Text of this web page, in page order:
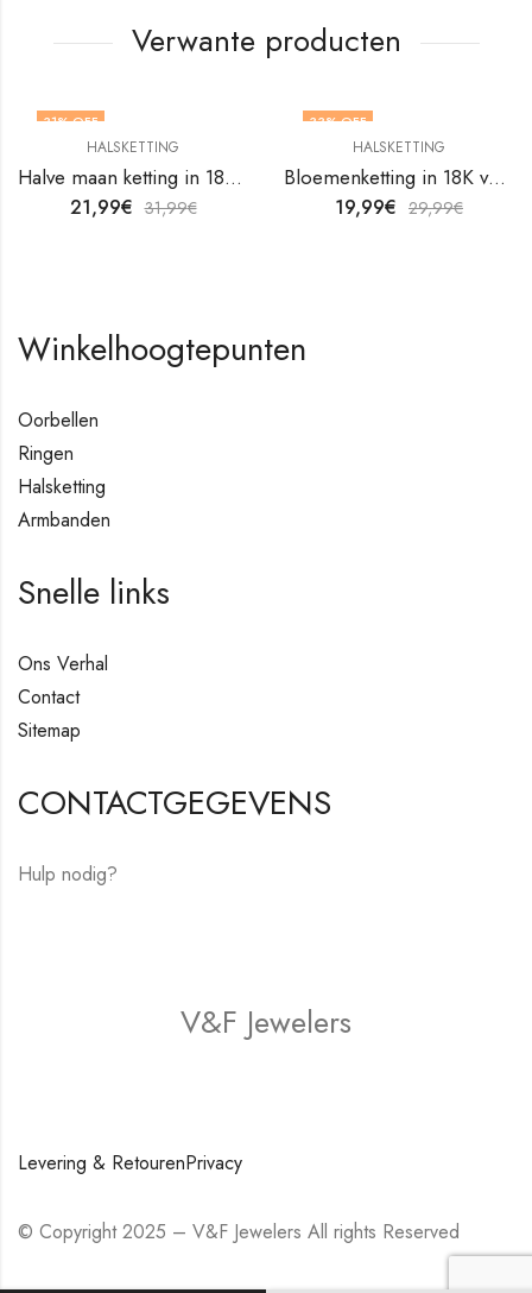
Verwante producten
31% OFF
HALSKETTING
Halve maan ketting in 18K verguld roestvrij staal van V&F Juweliers
21,99€ 31,99€
33% OFF
HALSKETTING
Bloemenketting in 18K verguld roestvrij staal van V&F Juweliers
19,99€ 29,99€
Winkelhoogtepunten
Oorbellen
Ringen
Halsketting
Armbanden
Snelle links
Ons Verhal
Contact
Sitemap
CONTACTGEGEVENS
Hulp nodig?
V&F Jewelers
Levering & RetourenPrivacy
© Copyright 2025 – V&F Jewelers All rights Reserved